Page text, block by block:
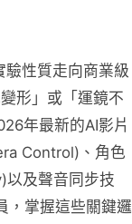
性質走向商業級
形」或「運鏡不
年最新的AI影片
Control)、角色
及聲音同步技
，掌握這些關鍵邏